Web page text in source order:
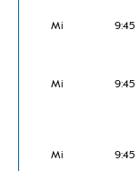
Mi 9:45
Mi 9:45
Mi 9:45